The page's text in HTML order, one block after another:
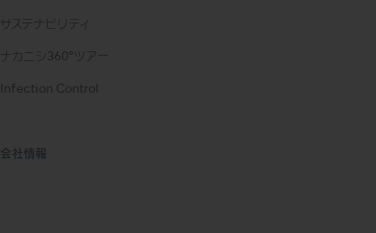
サステナビリティ
ナカニシ360°ツアー
Infection Control
会社情報